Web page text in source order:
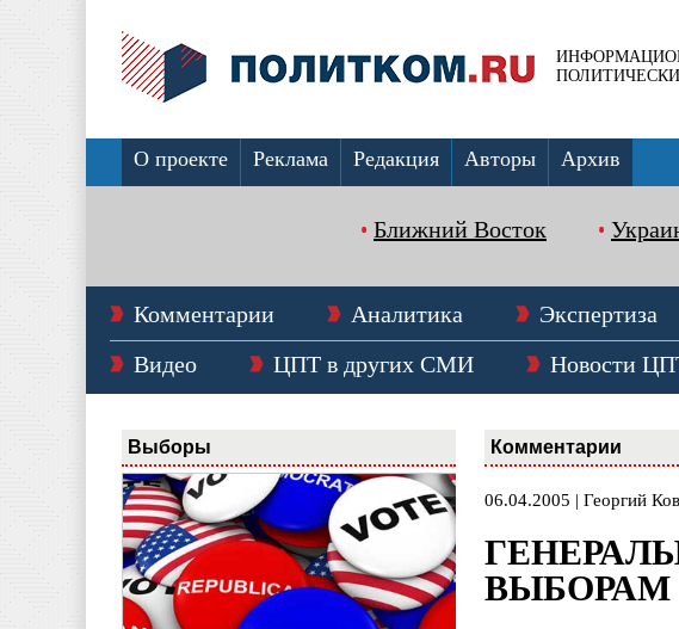
О проекте Реклама Редакция Авторы Архив
Ближний Восток
Комментарии Аналитика Экспертиза
Видео
ЦПТ в других СМИ Новости
Выборы Комментарии
06.04.2005 | Георгий
ВЫБОРАМ